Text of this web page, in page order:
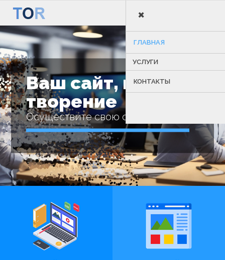
×
ГЛАВНАЯ
УСЛУГИ
КОНТАКТЫ
Ваш сайт, наше
творение
Осуществите свою онлайн мечту